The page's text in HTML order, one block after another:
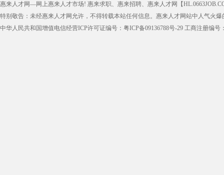
惠来人才网—网上惠来人才市场! 惠来求职、惠来招聘、惠来人才网【
特别敬告：未经惠来人才网允许，不得转载本站任何信息。惠来人才网站中人气火
中华人民共和国增值电信经营ICP许可证编号：粤ICP备09136788号-29 工商注册编号